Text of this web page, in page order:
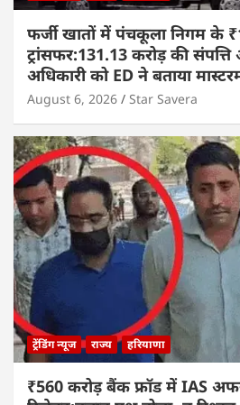
फर्जी खातों में पंचकूला निगम के
ट्रांसफर:131.13 करोड़ की
अधिकारी को ED ने बताया
August 6, 2026 Star Savera
ट्रेंडिंग न्यूज राज्य हरियाणा
₹560 करोड़ बैंक फ्रॉड में IAS